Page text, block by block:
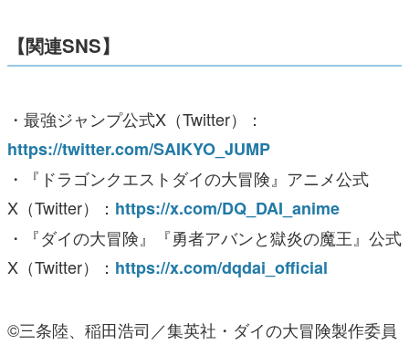
【関連SNS】
・最強ジャンプ公式X（Twitter）：
https://twitter.com/SAIKYO_JUMP
・『ドラゴンクエストダイの大冒険』アニメ公式
X（Twitter）： https://x.com/DQ_DAI_anime
・『ダイの大冒険』『勇者アバンと獄炎の魔王』公式
X（Twitter）： https://x.com/dqdai_official
©三条陸、稲田浩司／集英社・ダイの大冒険製作委員